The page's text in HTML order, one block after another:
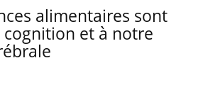
alimentaires sont
et à notre